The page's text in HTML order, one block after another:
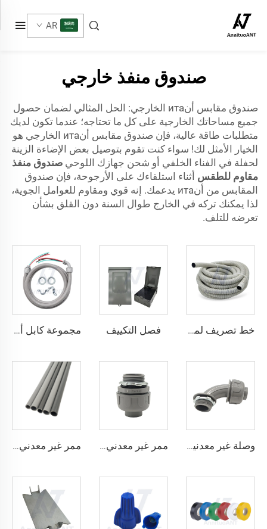
AR
صندوق منفذ خارجي
صندوق مقابس أنита الخارجي: الحل المثالي لضمان حصول
جميع مساحاتك الخارجية على كل ما تحتاجه؛ عندما تكون لديك
متطلبات طاقة عالية، فإن صندوق مقابس أنита الخارجي هو
الخيار الأمثل لك! سواء كنت تقوم بتوصيل بعض الإضاءة الزينة
لحفلة في الفناء الخلفي أو شحن جهازك اللوحي صندوق منفذ
مقاوم للطقس أثناء استلقاءك على الأرجوحة، فإن صندوق
المقابس من أنита يدعمك. إنه قوي ومقاوم للعوامل الجوية،
لذا يمكنك تركه في الخارج طوال السنة دون القلق بشأن
تعرضه للتلف.
خط تصريف لمكيفات الهواء فصل التكييف مجموعة كابل أ/سي
وصلة غير معدنية مقاومة للسوائل بزاوية 90 درجة ممر غير معدني مقاوم للسوائل مستقيم ممر غير معدني مقاوم للسوائل